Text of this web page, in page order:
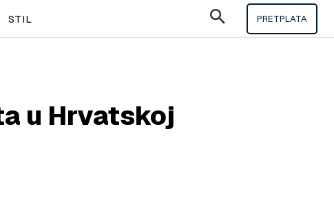
STIL PRETPLATA
u Hrvatskoj